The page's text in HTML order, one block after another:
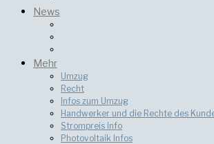
News
Mehr
Umzug
Recht
Infos zum Umzug
Handwerker und die Rechte des
Strompreis Info
Photovoltaik Infos